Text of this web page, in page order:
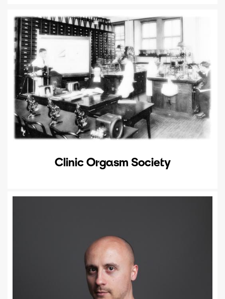
Clinic Orgasm Society